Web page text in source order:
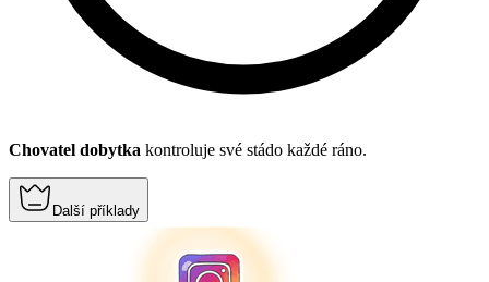
Chovatel dobytka kontroluje své stádo každé ráno.
Další příklady